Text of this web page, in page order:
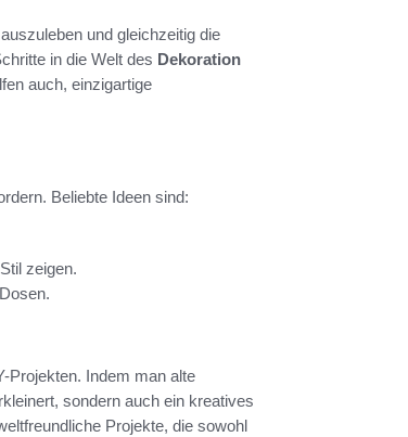
und gleichzeitig die
in die Welt des Dekoration
auch, einzigartige
Beliebte Ideen sind:
zeigen.
Projekten. Indem man alte
sondern auch ein kreatives
Projekte, die sowohl